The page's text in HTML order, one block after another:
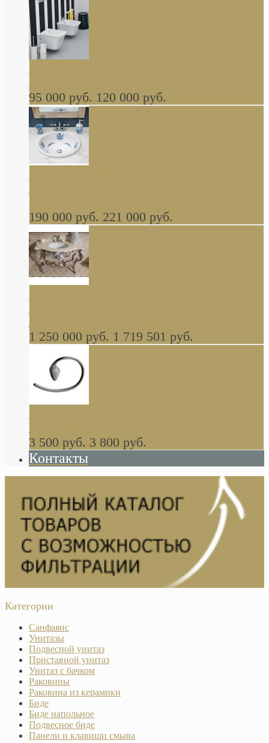
навесное КОМПЛЕКТ
95 000 руб. 120 000 руб.
Decorated Bathroom раковина овальная
встраиваемая для ванной с рисунком синяя
роза В НАЛИЧИИ
190 000 руб. 221 000 руб.
стиле барокко, из массива дерева, светло
коричневый матовый окрас + серебро
1 250 000 руб. 1 719 501 руб.
Khala Colombo аксессуары (серия) В
НАЛИЧИИ
3 500 руб. 3 800 руб.
Контакты
Категории
Санфаянс
Унитазы
Подвесной унитаз
Приставной унитаз
Унитаз с бачком
Раковины
Раковина из керамики
Биде
Биде напольное
Подвесное биде
Панели и клавиши смыва